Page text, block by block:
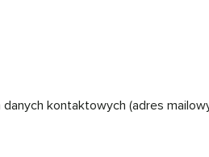
kontaktowych (adres